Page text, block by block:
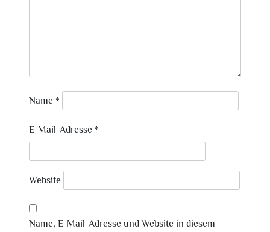
Name *
E-Mail-Adresse *
Website
Name, E-Mail-Adresse und Website in diesem